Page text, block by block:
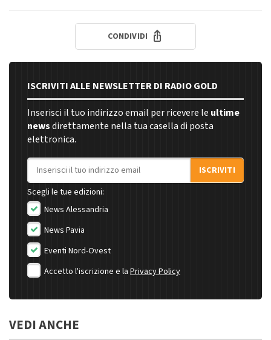
CONDIVIDI
ISCRIVITI ALLE NEWSLETTER DI RADIO GOLD
Inserisci il tuo indirizzo email per ricevere le ultime
newsdirettamente nella tua casella di posta
elettronica.
Indirizzo email
ISCRIVITI
Scegli le tue edizioni:
News Alessandria
News Pavia
Eventi Nord-Ovest
Accetto l'iscrizione e la Privacy Policy
VEDI ANCHE